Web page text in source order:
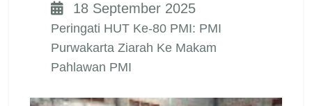
18 September 2025
Peringati HUT Ke-80 PMI: PMI
Purwakarta Ziarah Ke Makam
Pahlawan PMI